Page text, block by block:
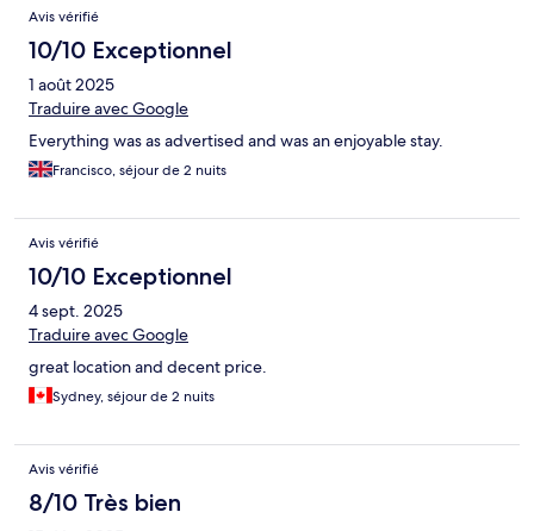
Avis vérifié
10/10 Exceptionnel
1 août 2025
Traduire avec Google
Everything was as advertised and was an enjoyable stay.
Francisco, séjour de 2 nuits
Avis vérifié
10/10 Exceptionnel
4 sept. 2025
Traduire avec Google
great location and decent price.
Sydney, séjour de 2 nuits
Avis vérifié
8/10 Très bien